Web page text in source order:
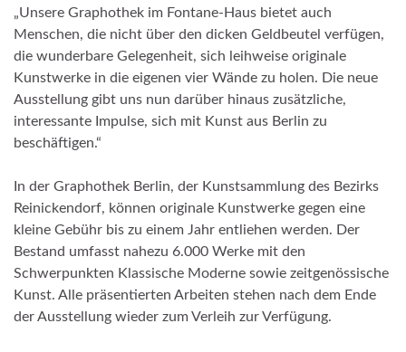
„Unsere Graphothek im Fontane-Haus bietet auch
Menschen, die nicht über den dicken Geldbeutel verfügen,
die wunderbare Gelegenheit, sich leihweise originale
Kunstwerke in die eigenen vier Wände zu holen. Die neue
Ausstellung gibt uns nun darüber hinaus zusätzliche,
interessante Impulse, sich mit Kunst aus Berlin zu
beschäftigen.“
In der Graphothek Berlin, der Kunstsammlung des Bezirks
Reinickendorf, können originale Kunstwerke gegen eine
kleine Gebühr bis zu einem Jahr entliehen werden. Der
Bestand umfasst nahezu 6.000 Werke mit den
Schwerpunkten Klassische Moderne sowie zeitgenössische
Kunst. Alle präsentierten Arbeiten stehen nach dem Ende
der Ausstellung wieder zum Verleih zur Verfügung.